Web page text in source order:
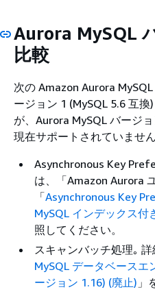
Aurora MySQL
比較
次の Amazon Aurora
ージョン 1 (MySQL 5.6 互
が、Aurora MySQL バージ
現在サポートされていません
Asynchronous Key
は、「Amazon Aurora
「Asynchronous Key
MySQL インデックス付
照してください。
スキャンバッチ処理｡
MySQL データベース
ージョン 1.16) (廃止) 」